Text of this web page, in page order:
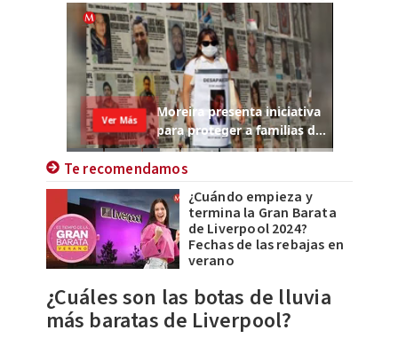
Te recomendamos
¿Cuándo empieza y
termina la Gran Barata
de Liverpool 2024?
Fechas de las rebajas en
verano
¿Cuáles son las botas de lluvia
más baratas de Liverpool?